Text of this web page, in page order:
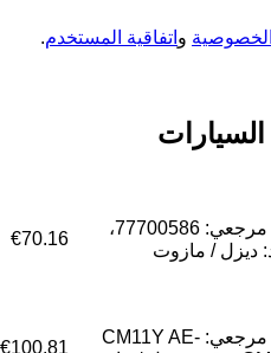
و اتفاقية المستخدم.
رقم مرجعي: 77700586،
ديزل / مازوت
€70.16
رقم مرجعي: CM11Y AE-
€100.81